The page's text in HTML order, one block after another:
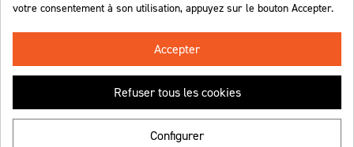
Retrouvez-nous !
votre consentement à son utilisation, appuyez sur le bouton Accepter.
Accepter
Refuser tous les cookies
Configurer